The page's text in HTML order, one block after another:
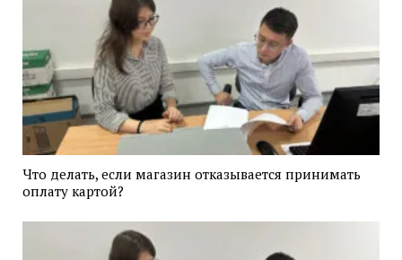
Что делать, если магазин отказывается принимать
оплату картой?